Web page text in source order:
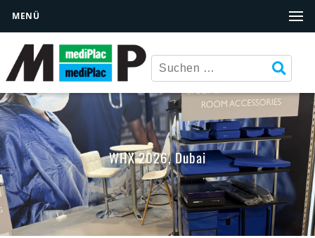
MENÜ
WHX 2026, Dubai